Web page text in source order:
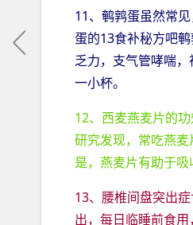
11、鹌鹑蛋虽然常
蛋的13食补秘方吧
乏力，支气管哮喘
一小杯。
12、西麦燕麦片的
研究发现，常吃燕
是，燕麦片有助于吸
13、腰椎间盘突出
出，每日临睡前食